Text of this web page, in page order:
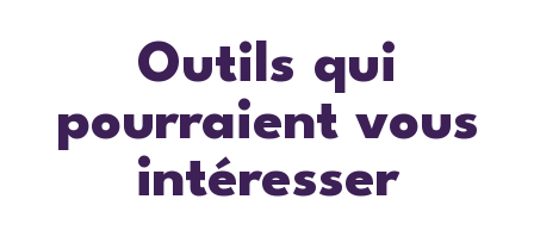
Outils qui
pourraient vous
intéresser